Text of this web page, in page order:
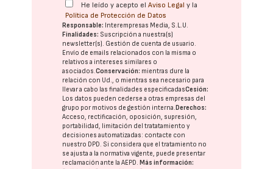
He leído y acepto elAviso Legal y la
Política de Protección de Datos
Responsable: Interempresas Media, S.L.U.
Finalidades: Suscripción a nuestra(s)
newsletter(s). Gestión de cuenta de usuario.
Envío de emails relacionados con la misma o
relativos a intereses similares o
asociados.Conservación: mientras dure la
relación con Ud., o mientras sea necesario para
llevar a cabo las finalidades especificadasCesión:
Los datos pueden cederse a otras empresas del
grupo por motivos de gestión interna. Derechos:
Acceso, rectificación, oposición, supresión,
portabilidad, limitación del tratatamiento y
decisiones automatizadas: contacte con
nuestro DPD. Si considera que el tratamiento no
se ajusta a la normativa vigente, puede presentar
reclamación ante laAEPD. Más información: